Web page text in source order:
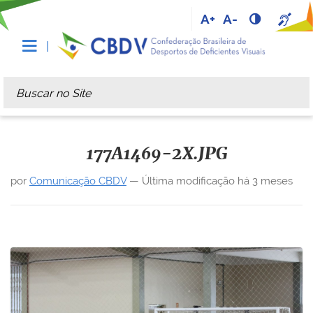
A+ A-
Busca
Busca Avançada…
177A1469-2X.JPG
por Comunicação CBDV— Última modificação há 3 meses